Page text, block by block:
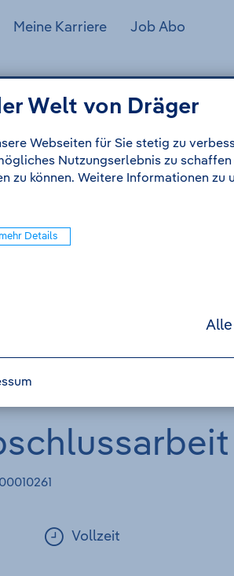
Meine Karriere Job Abo
Praktikum / Abschlussarbeit
Welt von Dräger
Webseiten für Sie stetig zu
Nutzungserlebnis zu
zu können. Weitere Informationen zu
Vollzeit